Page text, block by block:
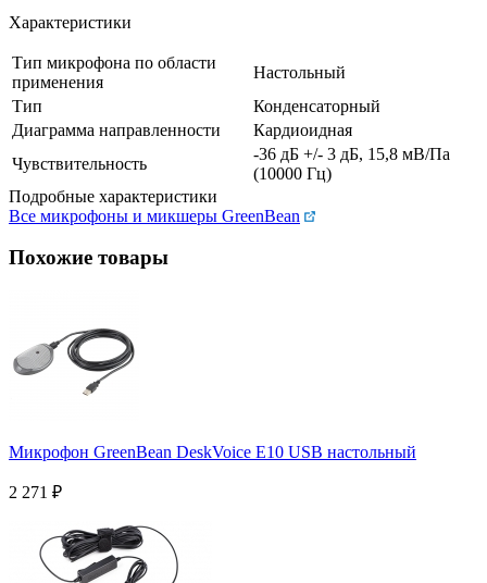
Характеристики
Тип микрофона по области
применения
Настольный
Тип
Конденсаторный
Диаграмма направленности
Кардиоидная
Чувствительность
-36 дБ +/- 3 дБ, 15,8 мВ/Па
(10000 Гц)
Подробные характеристики
Все микрофоны и микшеры GreenBean
Похожие товары
Микрофон GreenBean DeskVoice E10 USB настольный
2 271 ₽